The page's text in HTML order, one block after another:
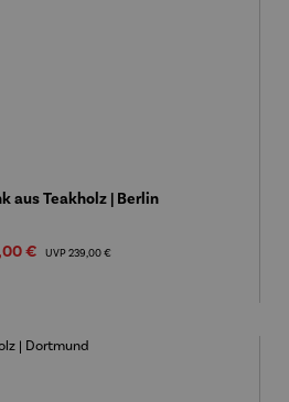
aus Teakholz | Berlin
€ UVPRegulärer Preis:
239,00 €